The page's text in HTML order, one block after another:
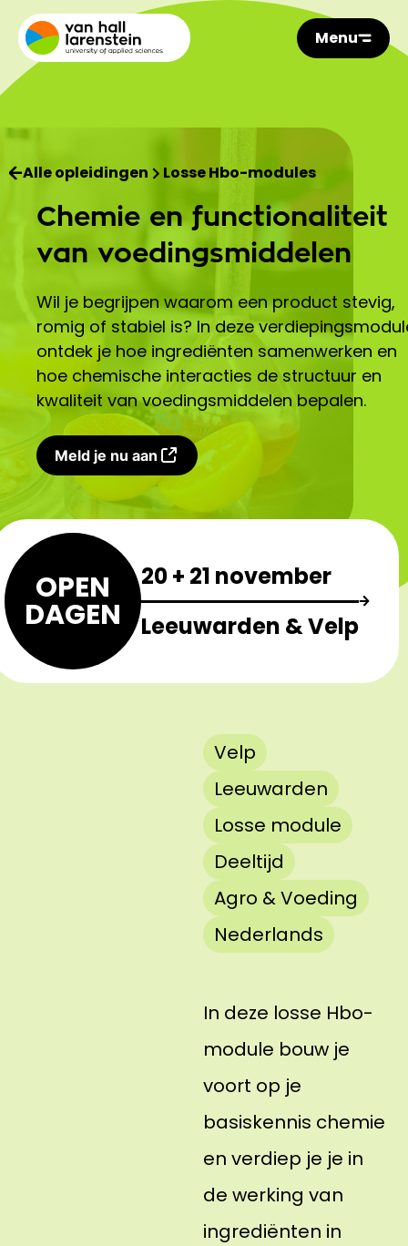
Menu
Alle opleidingen Losse Hbo-modules
Chemie en functionaliteit
van voedingsmiddelen
Wil je begrijpen waarom een product stevig,
romig of stabiel is? In deze
ontdek je hoe ingrediënten samenwerken en
hoe chemische interacties de structuur en
kwaliteit van voedingsmiddelen bepalen.
Meld je nu aan
OPEN
DAGEN
20 + 21 november
Leeuwarden & Velp
Velp
Leeuwarden
Losse module
Deeltijd
Agro & Voeding
Nederlands
In deze losse Hbo-
module bouw je
voort op je
basiskennis chemie
en verdiep je je in
de werking van
ingrediënten in